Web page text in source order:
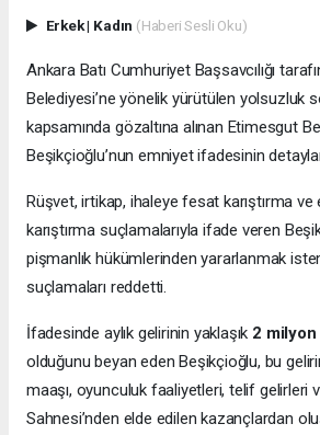
Erkek| Kadın (Haberi Sesli Oku)
Ankara Batı Cumhuriyet Başsavcılığı
Belediyesi’ne yönelik yürütülen yolsuzluk
kapsamında gözaltına alınan Etimesgut
Beşikçioğlu’nun emniyet ifadesinin
Rüşvet, irtikap, ihaleye fesat karıştırma
karıştırma suçlamalarıyla ifade veren
pişmanlık hükümlerinden yararlanmak
suçlamaları reddetti.
İfadesinde aylık gelirinin yaklaşık 2
olduğunu beyan eden Beşikçioğlu, bu
maaşı, oyunculuk faaliyetleri, telif gelirleri
Sahnesi’nden elde edilen kazançlardan